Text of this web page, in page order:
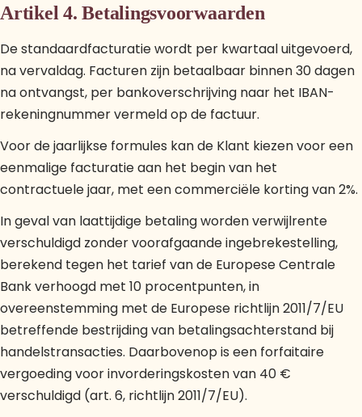
Artikel 4. Betalingsvoorwaarden
De standaardfacturatie wordt per kwartaal uitgevoerd,
na vervaldag. Facturen zijn betaalbaar binnen 30 dagen
na ontvangst, per bankoverschrijving naar het IBAN-
rekeningnummer vermeld op de factuur.
Voor de jaarlijkse formules kan de Klant kiezen voor een
eenmalige facturatie aan het begin van het
contractuele jaar, met een commerciële korting van 2%.
In geval van laattijdige betaling worden verwijlrente
verschuldigd zonder voorafgaande ingebrekestelling,
berekend tegen het tarief van de Europese Centrale
Bank verhoogd met 10 procentpunten, in
overeenstemming met de Europese richtlijn 2011/7/EU
betreffende bestrijding van betalingsachterstand bij
handelstransacties. Daarbovenop is een forfaitaire
vergoeding voor invorderingskosten van 40 €
verschuldigd (art. 6, richtlijn 2011/7/EU).